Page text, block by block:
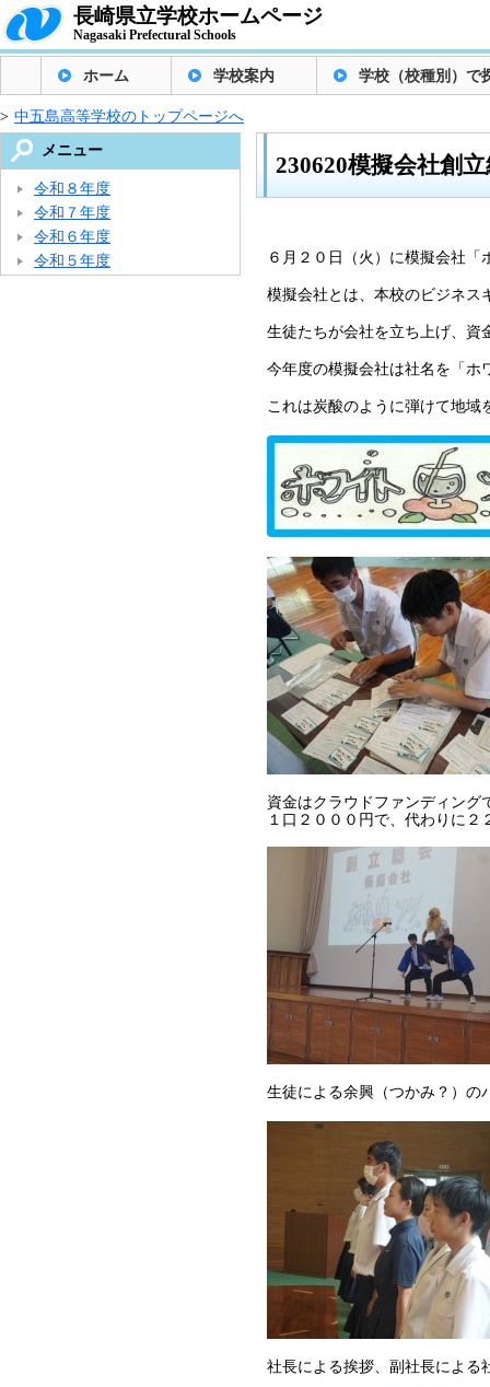
長崎県立学校ホームページ
Nagasaki Prefectural Schools
ホーム 学校案内 学校（校種別）で
> 中五島高等学校のトップページへ
230620模擬会社創
６月２０日（火）に模擬会社
模擬会社とは、本校のビジネス
生徒たちが会社を立ち上げ、資
今年度の模擬会社は社名を「ホ
これは炭酸のように弾けて地域
資金はクラウドファンディング
１口２０００円で、代わりに
生徒による余興（つかみ？）の
社長による挨拶、副社長による
メニュー
令和８年度
令和７年度
令和６年度
令和５年度